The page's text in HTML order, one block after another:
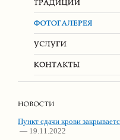
Пункт сдачи крови
— 19.11.2022